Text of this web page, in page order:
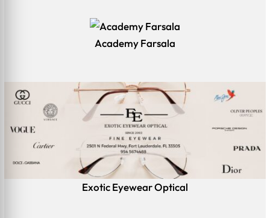
Academy Farsala
Exotic Eyewear Optical